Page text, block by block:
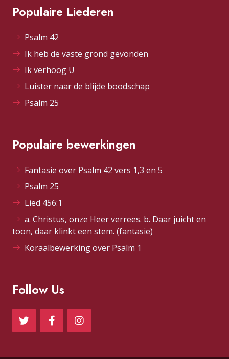
Populaire Liederen
Psalm 42
Ik heb de vaste grond gevonden
Ik verhoog U
Luister naar de blijde boodschap
Psalm 25
Populaire bewerkingen
Fantasie over Psalm 42 vers 1,3 en 5
Psalm 25
Lied 456:1
a. Christus, onze Heer verrees. b. Daar juicht en
toon, daar klinkt een stem. (fantasie)
Koraalbewerking over Psalm 1
Follow Us